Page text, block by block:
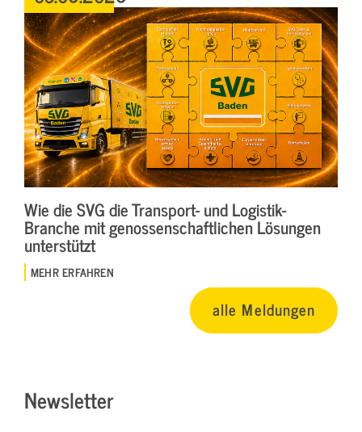
Wie die SVG die Transport- und Logistik-
Branche mit genossenschaftlichen Lösungen
unterstützt
MEHR ERFAHREN
alle Meldungen
Newsletter